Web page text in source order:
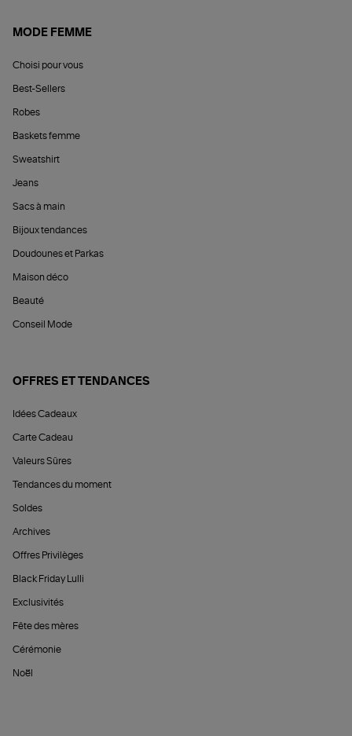
MODE FEMME
Choisi pour vous
Best-Sellers
Robes
Baskets femme
Sweatshirt
Jeans
Sacs à main
Bijoux tendances
Doudounes et Parkas
Maison déco
Beauté
Conseil Mode
OFFRES ET TENDANCES
Idées Cadeaux
Carte Cadeau
Valeurs Sûres
Tendances du moment
Soldes
Archives
Offres Privilèges
Black Friday Lulli
Exclusivités
Fête des mères
Cérémonie
Noël